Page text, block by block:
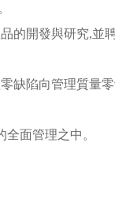
的開發與研究,並
缺陷向管理質量零
面管理之中。